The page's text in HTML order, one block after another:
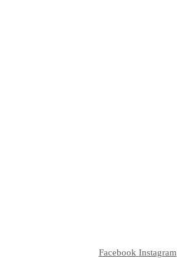
Facebook Instagram